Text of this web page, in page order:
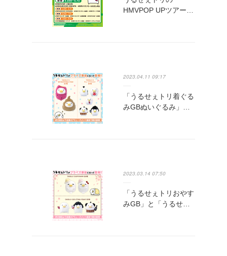
HMVPOP UPツアー…
2023.04.11 09:17
「うるせぇトリ着ぐる
みGBぬいぐるみ」…
2023.03.14 07:50
「うるせぇトリおやす
みGB」と「うるせ…